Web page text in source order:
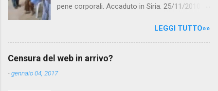
pene corporali. Accaduto in Siria. 25/11/2010
Canale 5 "Forum" si è interessato al caso,
interpellando prontamente l'ambasciata siriana,
per fare luce sulla vicenda: è emerso che il
LEGGI TUTTO»»
Censura del web in arrivo?
-gennaio 04, 2017